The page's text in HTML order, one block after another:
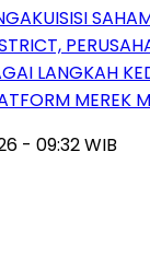
LANGKAH
MEREK
- 09:32 WIB